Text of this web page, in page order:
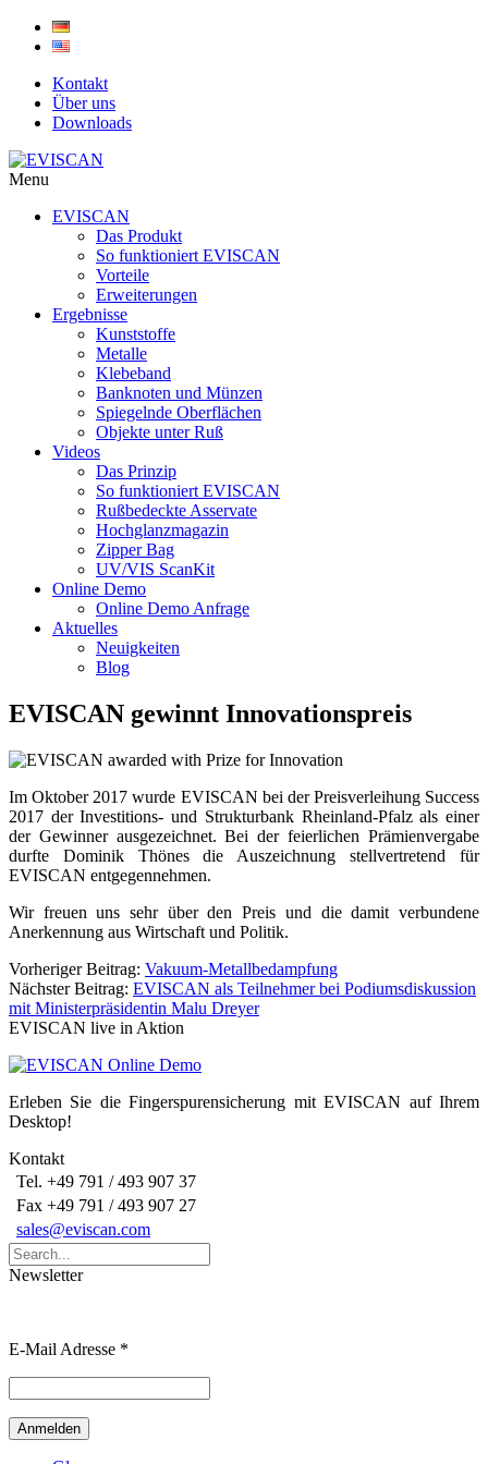
Skip
Kontakt
Über uns
Downloads
Menu
EVISCAN
Das Produkt
So funktioniert EVISCAN
Vorteile
Erweiterungen
Ergebnisse
Kunststoffe
Metalle
Klebeband
Banknoten und Münzen
Spiegelnde Oberflächen
Objekte unter Ruß
Videos
Das Prinzip
So funktioniert EVISCAN
Rußbedeckte Asservate
Hochglanzmagazin
Zipper Bag
UV/VIS ScanKit
Online Demo
Online Demo Anfrage
Aktuelles
Neuigkeiten
Blog
EVISCAN gewinnt Innovationspreis
Im Oktober 2017 wurde EVISCAN bei der Preisverleihung Success
2017 der Investitions- und Strukturbank Rheinland-Pfalz als einer
der Gewinner ausgezeichnet. Bei der feierlichen Prämienvergabe
durfte Dominik Thönes die Auszeichnung stellvertretend für
EVISCAN entgegennehmen.
Wir freuen uns sehr über den Preis und die damit verbundene
Anerkennung aus Wirtschaft und Politik.
Post
navigation
Vorheriger Beitrag: Vakuum-Metallbedampfung
Nächster Beitrag: EVISCAN als Teilnehmer bei Podiumsdiskussion
mit Ministerpräsidentin Malu Dreyer
EVISCAN live in Aktion
Erleben Sie die Fingerspurensicherung mit EVISCAN auf Ihrem
Desktop!
Kontakt
Tel. +49 791 / 493 907 37
Fax +49 791 / 493 907 27
sales@eviscan.com
Search
for:
Newsletter
E-Mail Adresse *